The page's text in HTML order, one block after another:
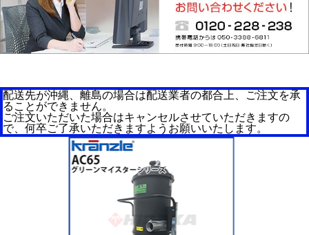
配送先が沖縄、離島の場合は配送業者の都合上、ご注文を承
ることができません。
ご注文いただいた場合はキャンセルさせていただきますの
で、何卒ご了承いただきますようお願いいたします。